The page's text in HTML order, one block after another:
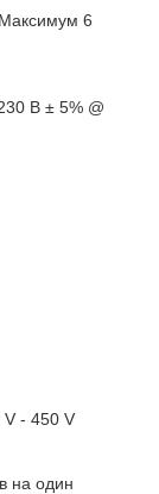
Максимум 6
В ± 5% @
V - 450 V
на один